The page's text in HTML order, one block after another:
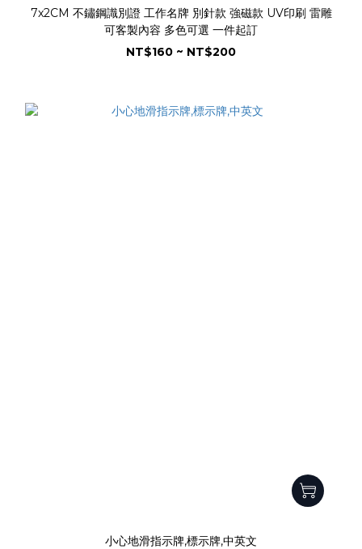
7x2CM 不鏽鋼識別證 工作名牌 別針款 強磁款 UV印刷 雷雕
可客製內容 多色可選 一件起訂
NT$160 ~ NT$200
小心地滑指示牌,標示牌,中英文